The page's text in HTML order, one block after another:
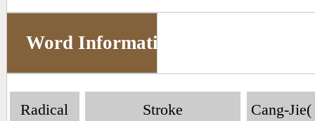
Word Information
Radical Stroke Cang-Jie(